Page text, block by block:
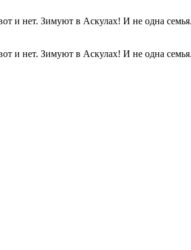
и нет. Зимуют в Аскулах! И не одна
и нет. Зимуют в Аскулах! И не одна